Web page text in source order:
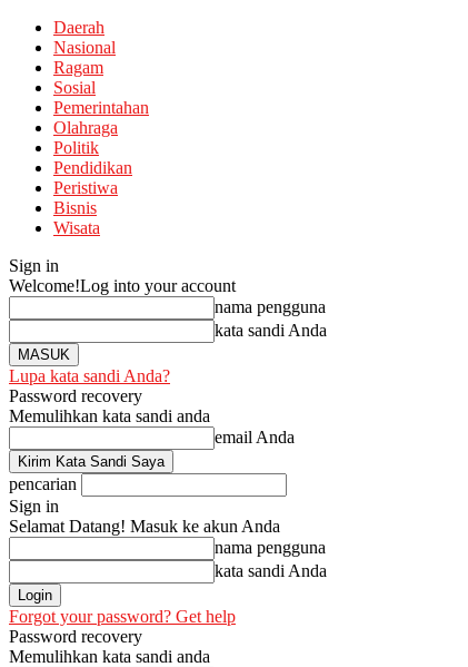
Daerah
Nasional
Ragam
Sosial
Pemerintahan
Olahraga
Politik
Pendidikan
Peristiwa
Bisnis
Wisata
Sign in
Welcome!Log into your account
nama pengguna
kata sandi Anda
Lupa kata sandi Anda?
Password recovery
Memulihkan kata sandi anda
email Anda
pencarian
Sign in
Selamat Datang! Masuk ke akun Anda
nama pengguna
kata sandi Anda
Forgot your password? Get help
Password recovery
Memulihkan kata sandi anda